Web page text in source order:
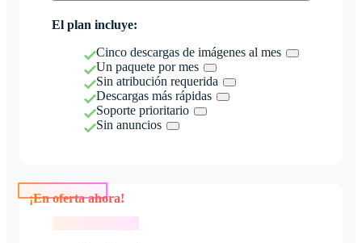
El plan incluye:
Cinco descargas de imágenes al mes
Un paquete por mes
Sin atribución requerida
Descargas más rápidas
Soporte prioritario
Sin anuncios